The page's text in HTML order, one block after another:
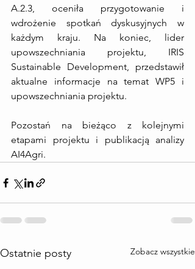
A.2.3, oceniła przygotowanie i
wdrożenie spotkań dyskusyjnych w
każdym kraju. Na koniec, lider
upowszechniania projektu, IRIS
Sustainable Development, przedstawił
aktualne informacje na temat WP5 i
upowszechniania projektu.
Pozostań na bieżąco z kolejnymi
etapami projektu i publikacją analizy
AI4Agri.
Ostatnie posty Zobacz wszystkie